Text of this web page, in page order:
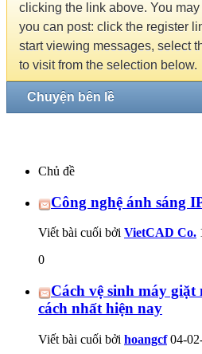
clicking the link above. You
you can post: click the register
start viewing messages, select
to visit from the selection below.
Chuyện bên lề
Chủ đề
Công nghệ ánh sáng
Viết bài cuối bởi VietCAD Co.
0
Cách vệ sinh máy
cách nhất hiện nay
Viết bài cuối bởi hoangcf04-